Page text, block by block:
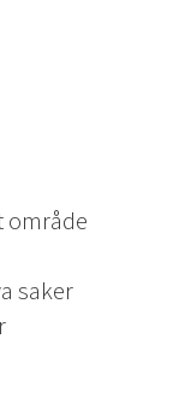
område
saker